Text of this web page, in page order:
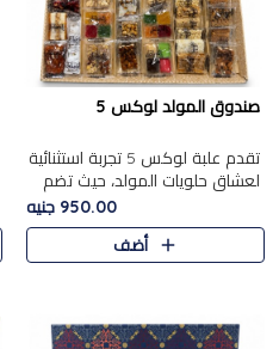
صندوق المولد لوكس 5
تقدم علبة لوكس 5 تجربة استثنائية
لعشاق حلويات المولد، حيث تضم
42 قطعة من تشكيلة فاخرة تجمع
بين أشهر الأصناف التقليدية وأصناف
مميزة مختارة بع..
950.00 جنيه
أضف